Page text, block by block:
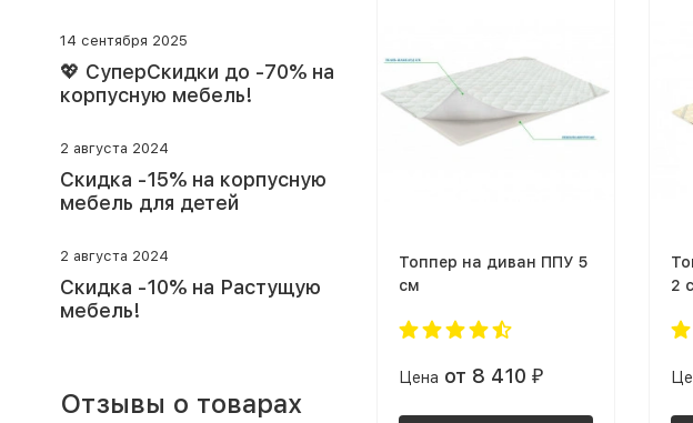
Топпер на диван ППУ 5
см
Цена от 8 410 ₽
2
14 сентября 2025
💖 СуперСкидки до -70% на
корпусную мебель!
2 августа 2024
Скидка -15% на корпусную
мебель для детей
2 августа 2024
Скидка -10% на Растущую
мебель!
Отзывы о товарах